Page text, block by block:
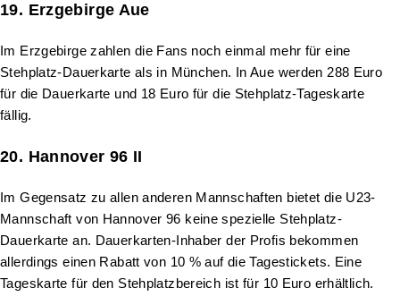
19. Erzgebirge Aue
Im Erzgebirge zahlen die Fans noch einmal mehr für eine
Stehplatz-Dauerkarte als in München. In Aue werden 288 Euro
für die Dauerkarte und 18 Euro für die Stehplatz-Tageskarte
fällig.
20. Hannover 96 II
Im Gegensatz zu allen anderen Mannschaften bietet die U23-
Mannschaft von Hannover 96 keine spezielle Stehplatz-
Dauerkarte an. Dauerkarten-Inhaber der Profis bekommen
allerdings einen Rabatt von 10 % auf die Tagestickets. Eine
Tageskarte für den Stehplatzbereich ist für 10 Euro erhältlich.